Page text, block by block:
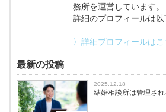
務所を運営しています。
詳細のプロフィールは以
〉詳細プロフィールはこ
最新の投稿
2025.12.18
結婚相談所は管理され